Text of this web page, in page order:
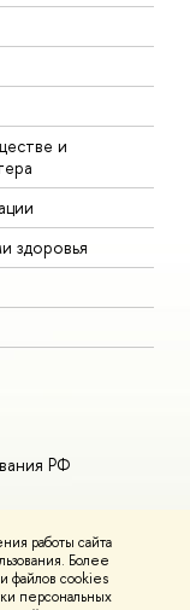
работы сайта
Более
файлов cookies
персональных
и
здоровья
РФ